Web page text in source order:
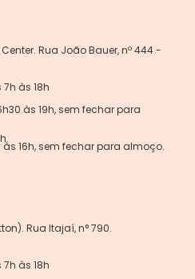
Rua João Bauer, nº 444 -
às 18h
às 19h, sem fechar para
16h, sem fechar para almoço.
Rua Itajaí, n° 790.
às 18h